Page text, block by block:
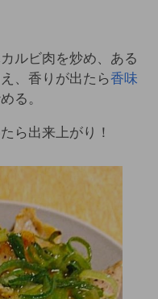
ルビ肉を炒め、ある
、香りが出たら香味
る。
ら出来上がり！